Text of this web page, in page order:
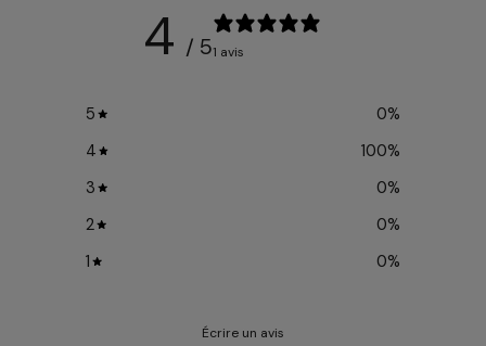
4 / 51 avis
5 0%
4
100%
3
0%
2
0%
1
0%
Écrire un avis